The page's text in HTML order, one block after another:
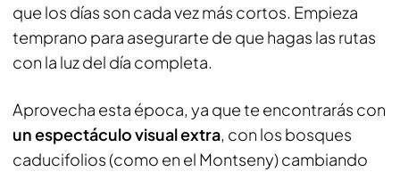
que los días son cada vez más cortos. Empieza
temprano para asegurarte de que hagas las rutas
con la luz del día completa.
Aprovecha esta época, ya que te encontrarás con
un espectáculo visual extra, con los bosques
caducifolios (como en el Montseny) cambiando